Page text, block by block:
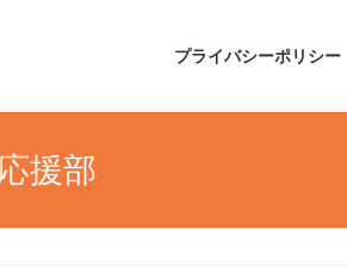
プライバシーポリシー
応援部